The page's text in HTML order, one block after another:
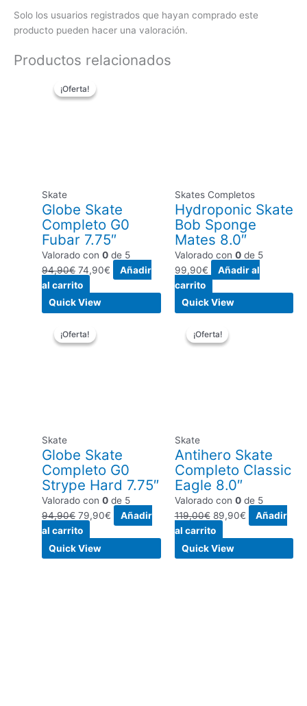
Solo los usuarios registrados que hayan comprado este
producto pueden hacer una valoración.
Productos relacionados
¡Oferta!
¡Oferta!
Skate
Globe Skate
Completo G0
Fubar 7.75″
Valorado con0 de 5
94,90€
precio
74,90€
Añadir
al carrito
Quick View
Skates Completos
Hydroponic Skate
Bob Sponge
Mates 8.0″
Valorado con 0de 5
99,90€
Añadir al
carrito
Quick View
¡Oferta!
¡Oferta!
Skate
Globe Skate
Completo G0
Strype Hard 7.75″
Valorado con0 de 5
94,90€
precio
79,90€
Añadir
al carrito
Quick View
¡Oferta!
¡Oferta!
Skate
Antihero Skate
Completo Classic
Eagle 8.0″
Valorado con 0de 5
119,00€
precio
89,90€
Añadir
al carrito
Quick View